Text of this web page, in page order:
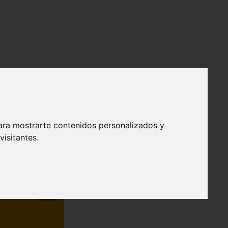
mostrarte contenidos personalizados y